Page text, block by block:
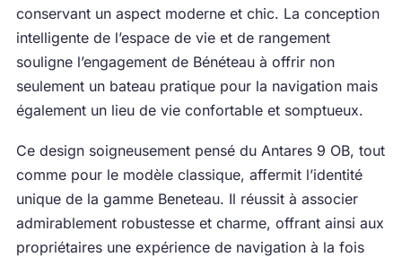
conservant un aspect moderne et chic. La conception
intelligente de l’espace de vie et de rangement
souligne l’engagement de Bénéteau à offrir non
seulement un bateau pratique pour la navigation mais
également un lieu de vie confortable et somptueux.
Ce design soigneusement pensé du Antares 9 OB, tout
comme pour le modèle classique, affermit l’identité
unique de la gamme Beneteau. Il réussit à associer
admirablement robustesse et charme, offrant ainsi aux
propriétaires une expérience de navigation à la fois